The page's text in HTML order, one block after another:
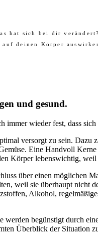
hat sich bei dir
deinen Körper
und gesund.
wieder fest, dass
versorgt zu sein. Dazu
Eine Handvoll
Körper lebenswichtig,
über einen möglichen
weil sie überhaupt
Alkohol,
begünstigt durch
Überblick der Situation